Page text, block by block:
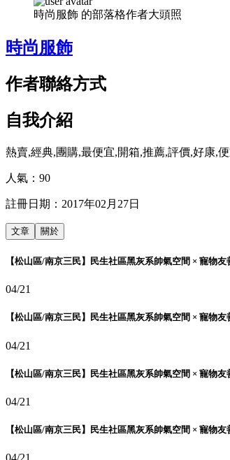
時尚服飾 的部落格作者大頭照
時尚服飾
作者聯絡方式
自我介紹
熱賣,經典,團購,最便宜,開箱,推薦,評價,好康,
人氣： 90
註冊日期： 2017年02月27日
文章 關於
【松山區/南京三民】民生社區黑灰系帥氣空間 × 寵物
04/21
【松山區/南京三民】民生社區黑灰系帥氣空間 × 寵物
04/21
【松山區/南京三民】民生社區黑灰系帥氣空間 × 寵物
04/21
【松山區/南京三民】民生社區黑灰系帥氣空間 × 寵物